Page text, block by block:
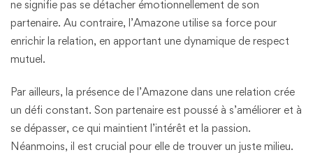
ne signifie pas se détacher émotionnellement de son
partenaire. Au contraire, l’Amazone utilise sa force pour
enrichir la relation, en apportant une dynamique de respect
mutuel.
Par ailleurs, la présence de l’Amazone dans une relation crée
un défi constant. Son partenaire est poussé à s’améliorer et à
se dépasser, ce qui maintient l’intérêt et la passion.
Néanmoins, il est crucial pour elle de trouver un juste milieu.